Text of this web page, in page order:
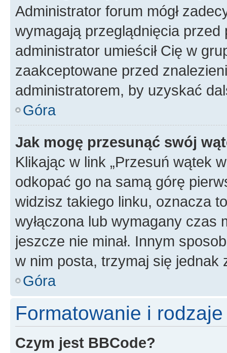
Administrator forum mógł
wymagają przeglądnięcia
administrator umieścił Cię w
zaakceptowane przed
administratorem, by uzyskać
Góra
Jak mogę przesunąć swój
Klikając w link „Przesuń wątek
odkopać go na samą górę
widzisz takiego linku, oznacza
wyłączona lub wymagany czas
jeszcze nie minał. Innym
w nim posta, trzymaj się jednak
Góra
Formatowanie i
Czym jest BBCode?